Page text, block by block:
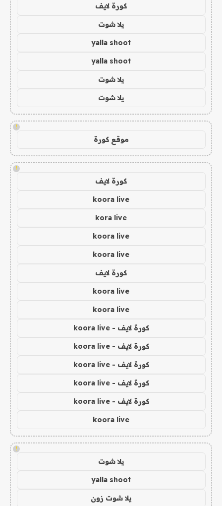
كورة لايف
يلا شوت
yalla shoot
yalla shoot
يلا شوت
يلا شوت
!
موقع كورة
!
كورة لايف
koora live
kora live
koora live
koora live
كورة لايف
koora live
koora live
كورة لايف - koora live
كورة لايف - koora live
كورة لايف - koora live
كورة لايف - koora live
كورة لايف - koora live
koora live
!
يلا شوت
yalla shoot
يلا شوت زون